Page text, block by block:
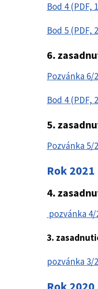
Bod 4 (PDF,
Bod 5 (PDF,
6.
Pozvánka 6/
Bod 4 (PDF,
5.
Pozvánka 5/
Rok 2021
4.
pozvánka 4/
3.
pozvánka 3/